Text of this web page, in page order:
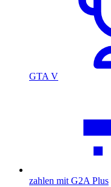
GTA V
zahlen mit G2A Plus